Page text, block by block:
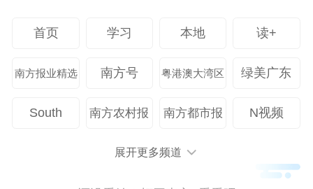
首页 学习 本地 读+
南方报业精选 南方号 粤港澳大湾区 绿美广东
South 南方农村报 南方都市报 N视频
展开更多频道